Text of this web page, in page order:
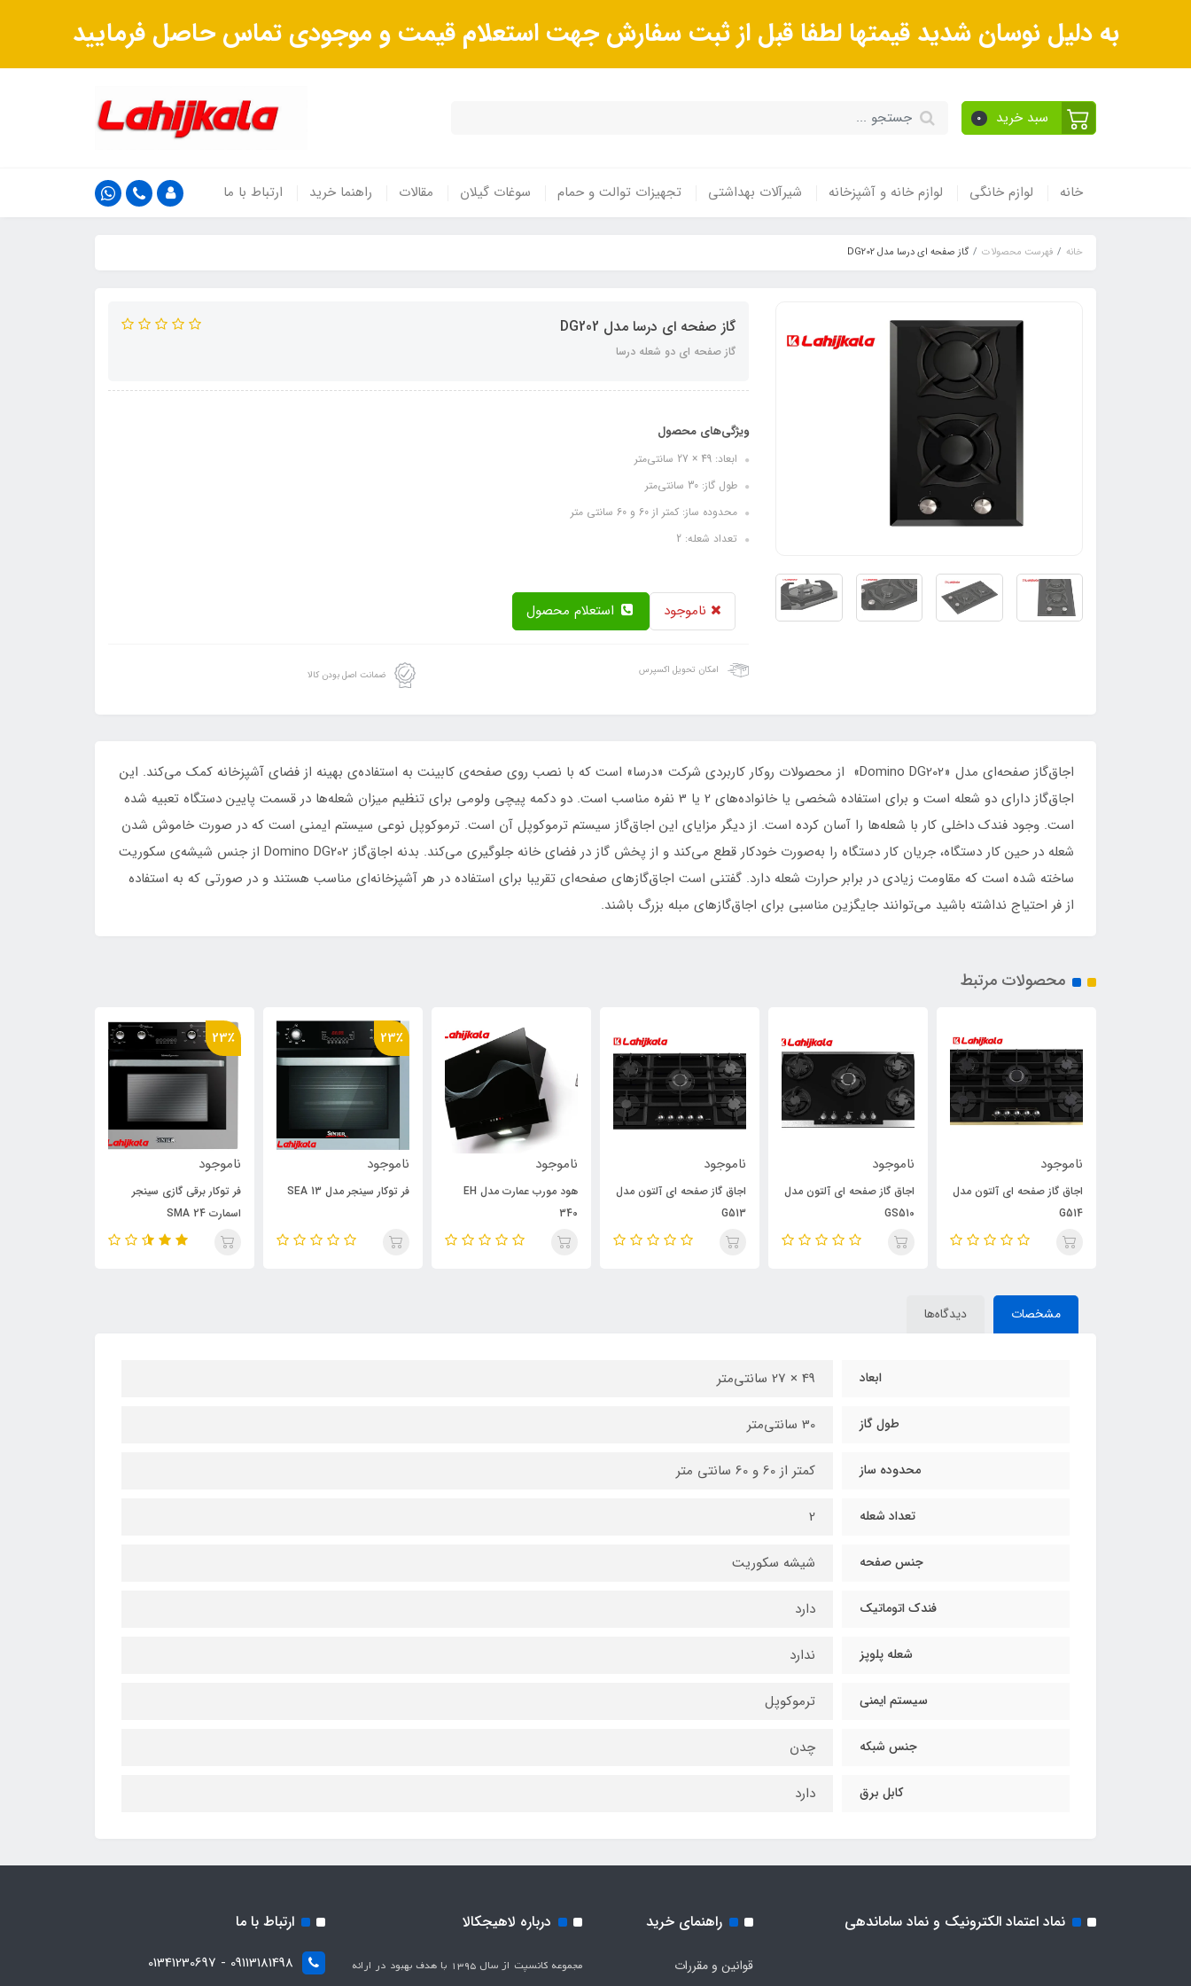
به دلیل نوسان شدید قیمتها لطفا قبل از ثبت سفارش جهت استعلام قیمت و موجودی تماس حاصل فرمایید
سبد خرید 0
خانه لوازم خانگی لوازم خانه و آشپزخانه شیرآلات بهداشتی تجهیزات توالت و حمام سوغات گیلان مقالات راهنما خرید ارتباط با ما
خانه فهرست محصولات گاز صفحه ای درسا مدل DG202
گاز صفحه ای درسا مدل DG202
گاز صفحه ای دو شعله درسا
ویژگی‌های محصول
ابعاد: 49 × 27 سانتی‌متر
طول گاز: 30 سانتی‌متر
محدوده ساز: کمتر از 60 و 60 سانتی متر
تعداد شعله: 2
ناموجود
امکان تحویل اکسپرس ضمانت اصل بودن کالا
اجاق‌گاز صفحه‌ای مدل «Domino DG202» از محصولات روکار کاربردی شرکت «درسا» است که با نصب روی صفحه‌ی کابینت به استفاده‌ی بهینه از فضای آشپزخانه کمک می‌کند. این
اجاق‌گاز دارای دو شعله است و برای استفاده شخصی یا خانواده‌های 2 یا 3 نفره مناسب است. دو دکمه پیچی ولومی برای تنظیم میزان شعله‌ها در قسمت پایین دستگاه تعبیه شده
است. وجود فندک داخلی کار با شعله‌ها را آسان کرده است. از دیگر مزایای این اجاق‌گاز سیستم ترموکوپل آن است. ترموکوپل نوعی سیستم ایمنی است که در صورت خاموش شدن
شعله در حین کار دستگاه، جریان کار دستگاه را به‌صورت خودکار قطع می‌کند و از پخش گاز در فضای خانه جلوگیری می‌کند. بدنه اجاق‌گاز Domino DG202 از جنس شیشه‌ی سکوریت
ساخته شده است که مقاومت زیادی در برابر حرارت شعله دارد. گفتنی است اجاق‌گازهای صفحه‌ای تقریبا برای استفاده در هر آشپزخانه‌ای مناسب هستند و در صورتی که به استفاده
از فر احتیاج نداشته باشید می‌توانند جایگزین مناسبی برای اجاق‌گازهای مبله بزرگ باشند.
محصولات مرتبط
ناموجود
اجاق گاز صفحه ای آلتون مدل
G514
ناموجود
اجاق گاز صفحه ای آلتون مدل
GS510
ناموجود
اجاق گاز صفحه ای آلتون مدل
G513
ناموجود
هود مورب عمارت مدل EH
340
23٪
ناموجود
فر توکار سینجر مدل SEA 13
23٪
ناموجود
فر توکار برقی گازی سینجر
اسمارت SMA 24
مشخصات دیدگاه‌ها
ابعاد 49 × 27 سانتی‌متر
طول گاز 30 سانتی‌متر
محدوده ساز کمتر از 60 و 60 سانتی متر
تعداد شعله 2
جنس صفحه شیشه سکوریت
فندک اتوماتیک دارد
شعله پلوپز ندارد
سیستم ایمنی ترموکوپل
جنس شبکه چدن
کابل برق دارد
نماد اعتماد الکترونیک و نماد ساماندهی راهنمای خرید
قوانین و مقررات
درباره لاهیجکالا
مجموعه کانسپت از سال 1395 با هدف بهبود در ارائه
ارتباط با ما
09113181498 - 01341230697